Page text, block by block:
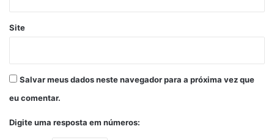
Site
Salvar meus dados neste navegador para a próxima vez que
eu comentar.
Digite uma resposta em números: